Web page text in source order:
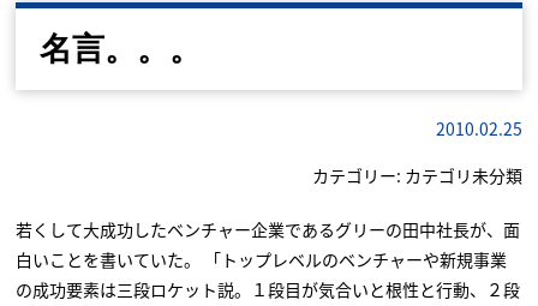
名言。。。
2010.02.25
カテゴリー: カテゴリ未分類
若くして大成功したベンチャー企業であるグリーの田中社長が、面
白いことを書いていた。 「トップレベルのベンチャーや新規事業
の成功要素は三段ロケット説。１段目が気合いと根性と行動、２段